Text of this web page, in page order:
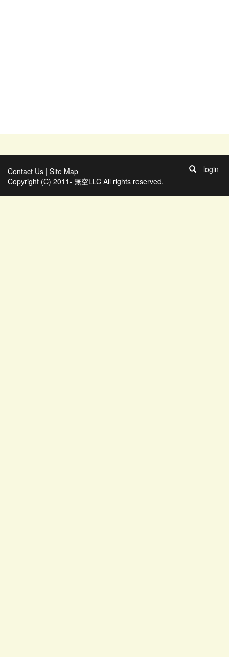
Contact Us | Site Map
Copyright (C) 2011- 無空LLC All rights reserved.
login